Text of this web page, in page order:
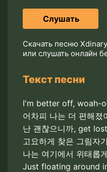
Слушать
Скачать песню
или слушать онлайн
Текст песни
I'm better off, woah-
어차피 나는 더 편해졌
난 괜찮으니까, get
고요하게 찾은 그림자
나는 여기에서 위태롭
Just floating around